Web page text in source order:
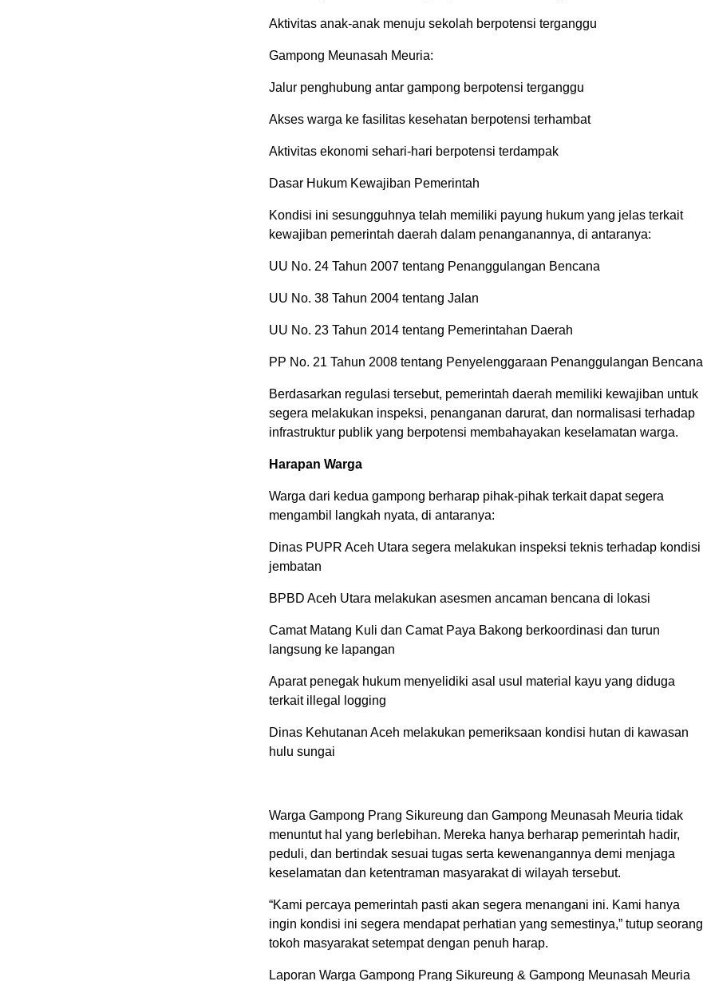
Aktivitas anak-anak menuju sekolah berpotensi terganggu
Gampong Meunasah Meuria:
Jalur penghubung antar gampong berpotensi terganggu
Akses warga ke fasilitas kesehatan berpotensi terhambat
Aktivitas ekonomi sehari-hari berpotensi terdampak
Dasar Hukum Kewajiban Pemerintah
Kondisi ini sesungguhnya telah memiliki payung hukum yang jelas terkait
kewajiban pemerintah daerah dalam penanganannya, di antaranya:
UU No. 24 Tahun 2007 tentang Penanggulangan Bencana
UU No. 38 Tahun 2004 tentang Jalan
UU No. 23 Tahun 2014 tentang Pemerintahan Daerah
PP No. 21 Tahun 2008 tentang Penyelenggaraan Penanggulangan Bencana
Berdasarkan regulasi tersebut, pemerintah daerah memiliki kewajiban untuk
segera melakukan inspeksi, penanganan darurat, dan normalisasi terhadap
infrastruktur publik yang berpotensi membahayakan keselamatan warga.
Harapan Warga
Warga dari kedua gampong berharap pihak-pihak terkait dapat segera
mengambil langkah nyata, di antaranya:
Dinas PUPR Aceh Utara segera melakukan inspeksi teknis terhadap kondisi
jembatan
BPBD Aceh Utara melakukan asesmen ancaman bencana di lokasi
Camat Matang Kuli dan Camat Paya Bakong berkoordinasi dan turun
langsung ke lapangan
Aparat penegak hukum menyelidiki asal usul material kayu yang diduga
terkait illegal logging
Dinas Kehutanan Aceh melakukan pemeriksaan kondisi hutan di kawasan
hulu sungai
Warga Gampong Prang Sikureung dan Gampong Meunasah Meuria tidak
menuntut hal yang berlebihan. Mereka hanya berharap pemerintah hadir,
peduli, dan bertindak sesuai tugas serta kewenangannya demi menjaga
keselamatan dan ketentraman masyarakat di wilayah tersebut.
“Kami percaya pemerintah pasti akan segera menangani ini. Kami hanya
ingin kondisi ini segera mendapat perhatian yang semestinya,” tutup seorang
tokoh masyarakat setempat dengan penuh harap.
Laporan Warga Gampong Prang Sikureung & Gampong Meunasah Meuria